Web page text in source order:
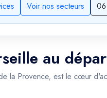
Voir nos secteurs
au
la Provence, est le cœur